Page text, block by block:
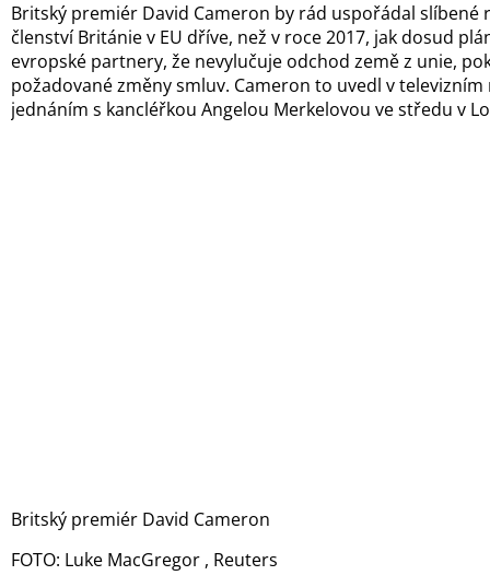
Britský premiér David Cameron by rád uspořádal slíbené
členství Británie v EU dříve, než v roce 2017, jak dosud
evropské partnery, že nevylučuje odchod země z unie,
požadované změny smluv. Cameron to uvedl v
jednáním s kancléřkou Angelou Merkelovou ve středu v
Britský premiér David Cameron
FOTO: Luke MacGregor , Reuters